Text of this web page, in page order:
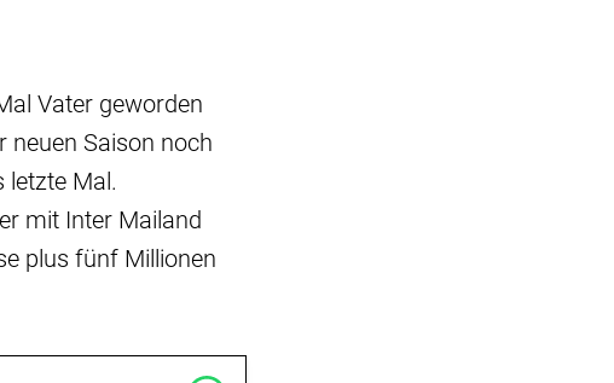
Vater geworden
neuen Saison noch
letzte Mal.
mit Inter Mailand
plus fünf Millionen